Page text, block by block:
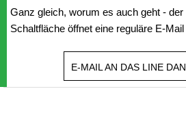
Ganz gleich, worum es auch geht -
Schaltfläche öffnet eine reguläre E-
E-MAIL AN DAS LINE